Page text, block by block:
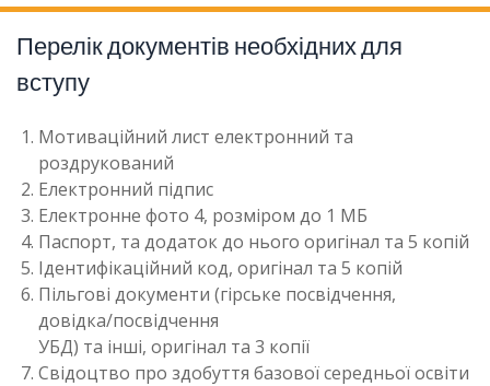
Перелік документів необхідних для
вступу
Мотиваційний лист електронний та
роздрукований
Електронний підпис
Електронне фото 4, розміром до 1 МБ
Паспорт, та додаток до нього оригінал та 5 копій
Ідентифікаційний код, оригінал та 5 копій
Пільгові документи (гірське посвідчення,
довідка/посвідчення
УБД) та інші, оригінал та 3 копії
Свідоцтво про здобуття базової середньої освіти